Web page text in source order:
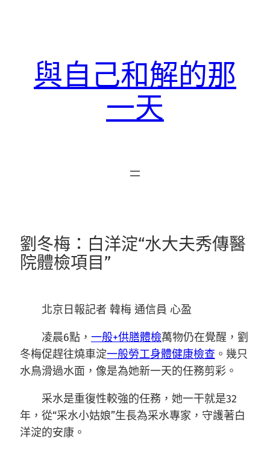
與自己和解的那
一天
劉冬梅：白洋淀“水大夫秀傳醫
院體檢項目”
北京日報記者 韓梅 通信員 心盈
凌晨6點， 一般+供膳體檢萬物仍在覺醒，劉
冬梅促趕往燒車淀一般勞工身體健康檢查 。幾只
水鳥滑過水面，像是為她新一天的任務剪彩。
采水是重復性較強的任務，她一干就是32
年，從“采水小姑娘”生長為采水專家，守護著白
洋淀的安康。